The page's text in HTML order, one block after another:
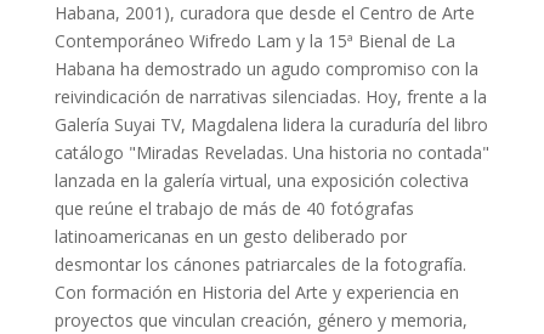
Habana, 2001), curadora que desde el Centro de Arte
Contemporáneo Wifredo Lam y la 15ª Bienal de La
Habana ha demostrado un agudo compromiso con la
reivindicación de narrativas silenciadas. Hoy, frente a la
Galería Suyai TV, Magdalena lidera la curaduría del libro
catálogo "Miradas Reveladas. Una historia no contada"
lanzada en la galería virtual, una exposición colectiva
que reúne el trabajo de más de 40 fotógrafas
latinoamericanas en un gesto deliberado por
desmontar los cánones patriarcales de la fotografía.
Con formación en Historia del Arte y experiencia en
proyectos que vinculan creación, género y memoria,